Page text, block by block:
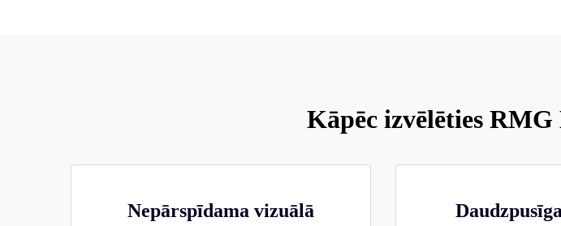
Kāpēc izvēlēties
Nepārspīdama vizuālā